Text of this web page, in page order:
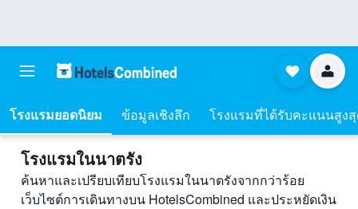
โรงแรมยอดนิยม ข้อมูลเชิงลึก โรงแรมที่ได้รับคะแนนสูง
โรงแรมในนาตรัง
ค้นหาและเปรียบเทียบโรงแรมในนาตรังจากกว่าร้อย
เว็บไซต์การเดินทางบน HotelsCombined และประหยัดเงิน